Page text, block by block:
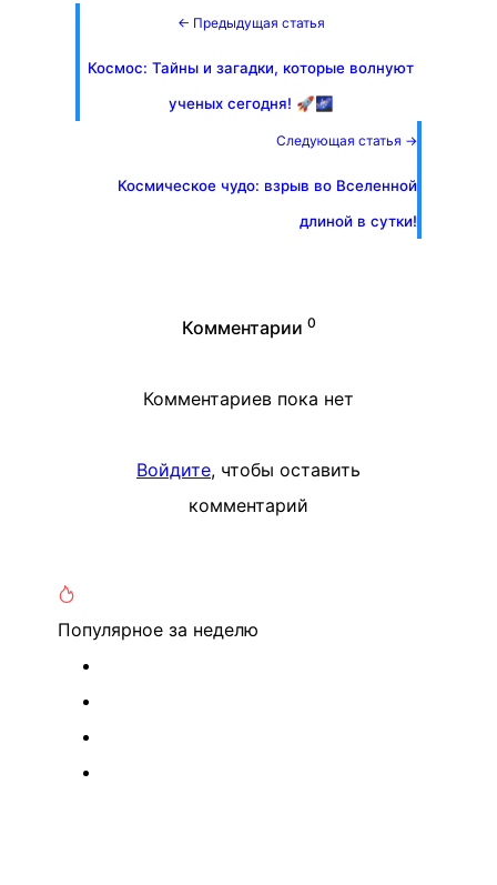
← Предыдущая статья
Космос: Тайны и загадки, которые волнуют
ученых сегодня! 🚀🌌
Следующая статья →
Космическое чудо: взрыв во Вселенной
длиной в сутки!
Комментарии 0
Комментариев пока нет
Войдите, чтобы оставить
комментарий
Популярное за неделю